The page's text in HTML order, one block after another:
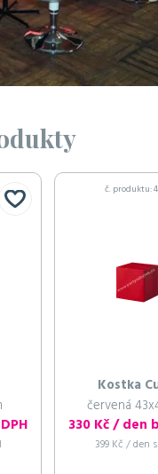
č. produktu:
Kostka
červená
330 Kč / den
399 Kč / den